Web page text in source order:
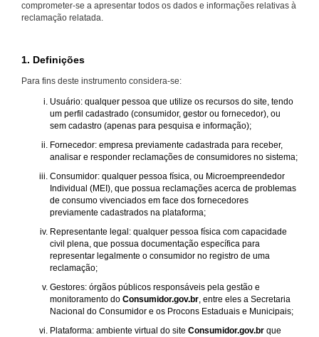
comprometer-se a apresentar todos os dados e informações relativas à
reclamação relatada.
1. Definições
Para fins deste instrumento considera-se:
Usuário: qualquer pessoa que utilize os recursos do site, tendo
um perfil cadastrado (consumidor, gestor ou fornecedor), ou
sem cadastro (apenas para pesquisa e informação);
Fornecedor: empresa previamente cadastrada para receber,
analisar e responder reclamações de consumidores no sistema;
Consumidor: qualquer pessoa física, ou Microempreendedor
Individual (MEI), que possua reclamações acerca de problemas
de consumo vivenciados em face dos fornecedores
previamente cadastrados na plataforma;
Representante legal: qualquer pessoa física com capacidade
civil plena, que possua documentação específica para
representar legalmente o consumidor no registro de uma
reclamação;
Gestores: órgãos públicos responsáveis pela gestão e
monitoramento do Consumidor.gov.br, entre eles a Secretaria
Nacional do Consumidor e os Procons Estaduais e Municipais;
Plataforma: ambiente virtual do site Consumidor.gov.br que